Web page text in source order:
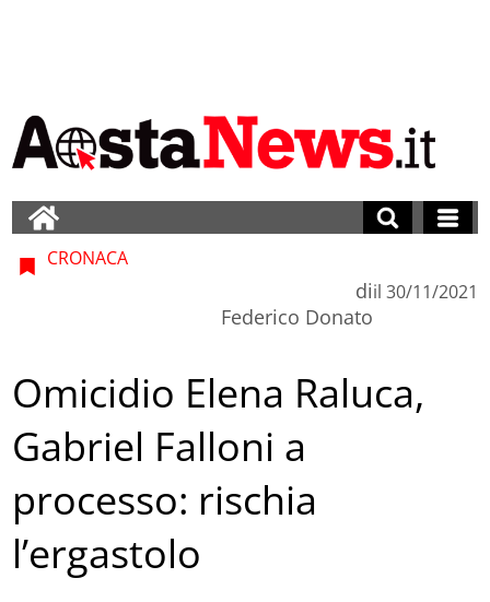
CRONACA
di
Federico Donato
il 30/11/2021
Omicidio Elena Raluca,
Gabriel Falloni a
processo: rischia
l’ergastolo